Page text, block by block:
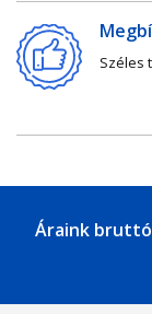
Széles
Áraink bruttó